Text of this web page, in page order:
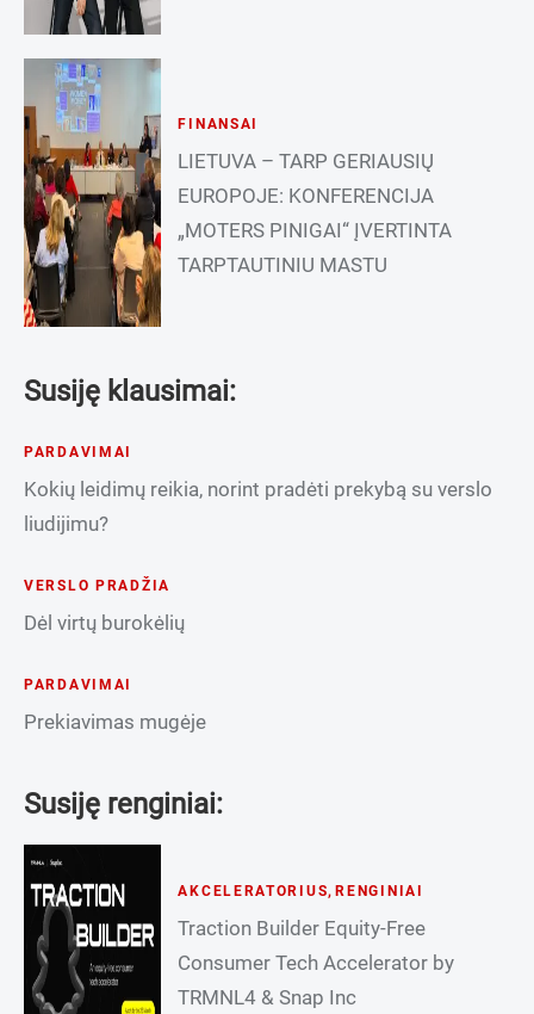
FINANSAI
LIETUVA – TARP GERIAUSIŲ
EUROPOJE: KONFERENCIJA
„MOTERS PINIGAI“ ĮVERTINTA
TARPTAUTINIU MASTU
Susiję klausimai:
PARDAVIMAI
Kokių leidimų reikia, norint pradėti prekybą su verslo
liudijimu?
VERSLO PRADŽIA
Dėl virtų burokėlių
PARDAVIMAI
Prekiavimas mugėje
Susiję renginiai:
AKCELERATORIUS,RENGINIAI
Traction Builder Equity-Free
Consumer Tech Accelerator by
TRMNL4 & Snap Inc